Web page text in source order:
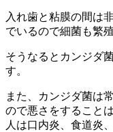
入れ歯と粘膜の間は
でいるので細菌も繁
そうなるとカンジダ
す。
また、カンジダ菌は
ので悪さをすること
人は口内炎、食道炎